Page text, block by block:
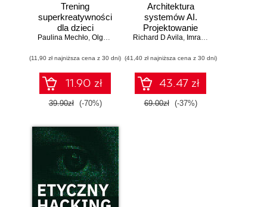
Trening
superkreatywności
dla dzieci
Paulina Mechło, Olga Geppert
(11,90 zł najniższa cena z 30 dni)
11.90 zł
39.90zł (-70%)
Architektura
systemów AI.
Projektowanie
skalowalnego i
oprogramowania
Richard D Avila, Imran Ahmad
(41,40 zł najniższa cena z 30 dni)
43.47 zł
69.00zł (-37%)